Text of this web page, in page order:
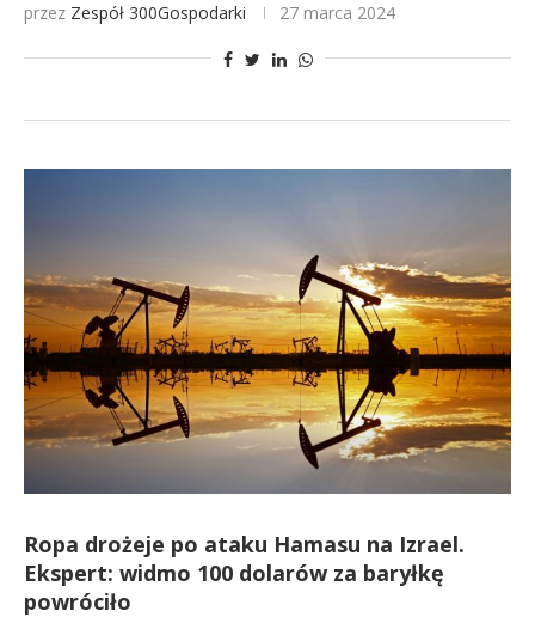
przez Zespół 300Gospodarki 27 marca 2024
Ropa drożeje po ataku Hamasu na Izrael.
Ekspert: widmo 100 dolarów za baryłkę
powróciło